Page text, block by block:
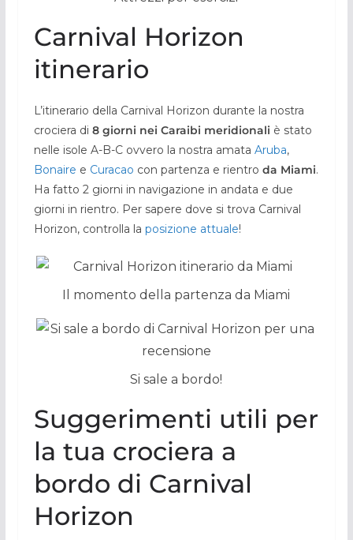
Carnival Horizon
itinerario
L’itinerario della Carnival Horizon durante la nostra
crociera di 8 giorni nei Caraibi meridionali è stato
nelle isole A-B-C ovvero la nostra amata Aruba,
Bonaire e Curacao con partenza e rientro da Miami.
Ha fatto 2 giorni in navigazione in andata e due
giorni in rientro. Per sapere dove si trova Carnival
Horizon, controlla la posizione attuale!
Il momento della partenza da Miami
Si sale a bordo!
Suggerimenti utili per
la tua crociera a
bordo di Carnival
Horizon